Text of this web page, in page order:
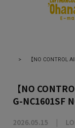
>
【NO CONTROL
【NO
G-NC1601SF
2026.05.15